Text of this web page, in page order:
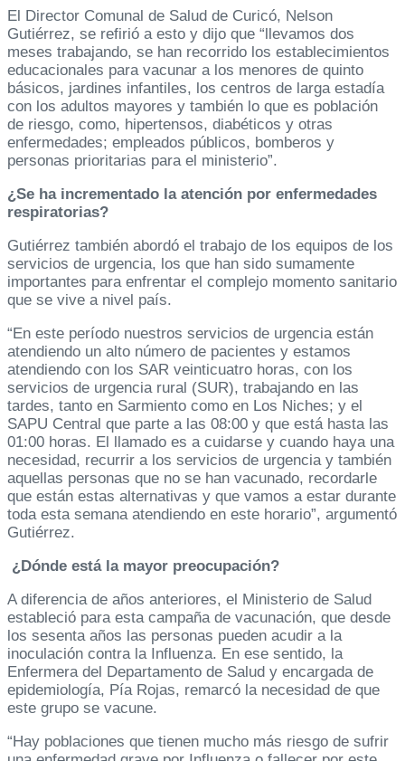
El Director Comunal de Salud de Curicó, Nelson
Gutiérrez, se refirió a esto y dijo que “llevamos dos
meses trabajando, se han recorrido los establecimientos
educacionales para vacunar a los menores de quinto
básicos, jardines infantiles, los centros de larga estadía
con los adultos mayores y también lo que es población
de riesgo, como, hipertensos, diabéticos y otras
enfermedades; empleados públicos, bomberos y
personas prioritarias para el ministerio”.
¿Se ha incrementado la atención por enfermedades
respiratorias?
Gutiérrez también abordó el trabajo de los equipos de los
servicios de urgencia, los que han sido sumamente
importantes para enfrentar el complejo momento sanitario
que se vive a nivel país.
“En este período nuestros servicios de urgencia están
atendiendo un alto número de pacientes y estamos
atendiendo con los SAR veinticuatro horas, con los
servicios de urgencia rural (SUR), trabajando en las
tardes, tanto en Sarmiento como en Los Niches; y el
SAPU Central que parte a las 08:00 y que está hasta las
01:00 horas. El llamado es a cuidarse y cuando haya una
necesidad, recurrir a los servicios de urgencia y también
aquellas personas que no se han vacunado, recordarle
que están estas alternativas y que vamos a estar durante
toda esta semana atendiendo en este horario”, argumentó
Gutiérrez.
¿Dónde está la mayor preocupación?
A diferencia de años anteriores, el Ministerio de Salud
estableció para esta campaña de vacunación, que desde
los sesenta años las personas pueden acudir a la
inoculación contra la Influenza. En ese sentido, la
Enfermera del Departamento de Salud y encargada de
epidemiología, Pía Rojas, remarcó la necesidad de que
este grupo se vacune.
“Hay poblaciones que tienen mucho más riesgo de sufrir